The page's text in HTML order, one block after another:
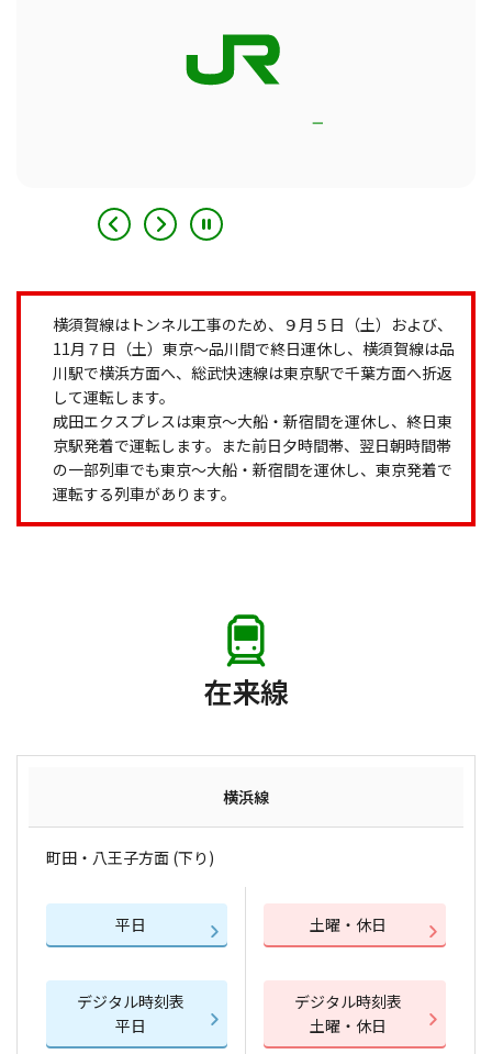
横須賀線はトンネル工事のため、９月５日（土）および、
11月７日（土）東京～品川間で終日運休し、横須賀線は品
川駅で横浜方面へ、総武快速線は東京駅で千葉方面へ折返
して運転します。
成田エクスプレスは東京～大船・新宿間を運休し、終日東
京駅発着で運転します。また前日夕時間帯、翌日朝時間帯
の一部列車でも東京～大船・新宿間を運休し、東京発着で
運転する列車があります。
在来線
横浜線
町田・八王子方面 (下り)
平日 土曜・休日
デジタル時刻表
平日
デジタル時刻表
土曜・休日